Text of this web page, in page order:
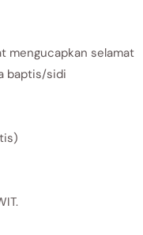
mengucapkan selamat
baptis/sidi